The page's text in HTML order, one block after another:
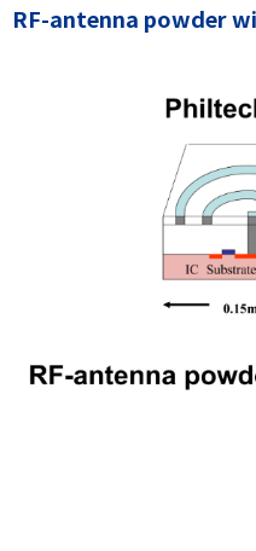
RF-antenna powder